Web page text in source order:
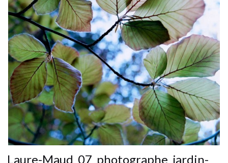
Laure-Maud_07_photographe_jardin-